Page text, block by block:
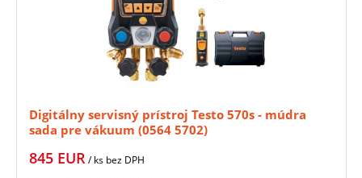
Digitálny servisný prístroj Testo 570s - múdra
sada pre vákuum (0564 5702)
845 EUR/ ks bez DPH